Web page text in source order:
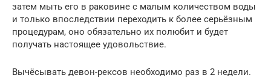
затем мыть его в раковине с малым количеством воды
и только впоследствии переходить к более серьёзным
процедурам, оно обязательно их полюбит и будет
получать настоящее удовольствие.
Вычёсывать девон-рексов необходимо раз в 2 недели.